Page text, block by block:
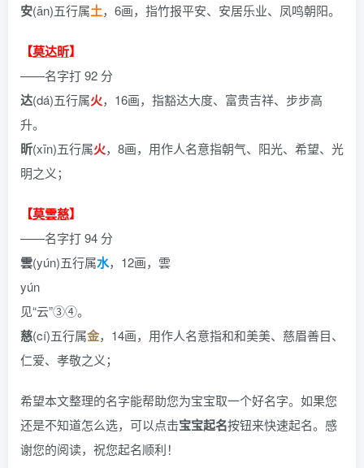
安(ān)五行属土，6画，指竹报平安、安居乐业、凤鸣朝阳。
【莫达昕】
——名字打 92 分
达(dá)五行属火，16画，指豁达大度、富贵吉祥、步步高
升。
昕(xīn)五行属火，8画，用作人名意指朝气、阳光、希望、光
明之义；
【莫雲慈】
——名字打 94 分
雲(yún)五行属水，12画，雲
yún
见“云”③④。
慈(cí)五行属金，14画，用作人名意指和和美美、慈眉善目、
仁爱、孝敬之义；
希望本文整理的名字能帮助您为宝宝取一个好名字。如果您
还是不知道怎么选，可以点击宝宝起名按钮来快速起名。感
谢您的阅读，祝您起名顺利！